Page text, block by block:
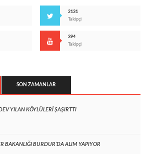
2131
Takipçi
394
Takipçi
SON ZAMANLAR
YILAN KÖYLÜLERİ ŞAŞIRTTI
BAKANLIĞI BURDUR’DA ALIM YAPIYOR